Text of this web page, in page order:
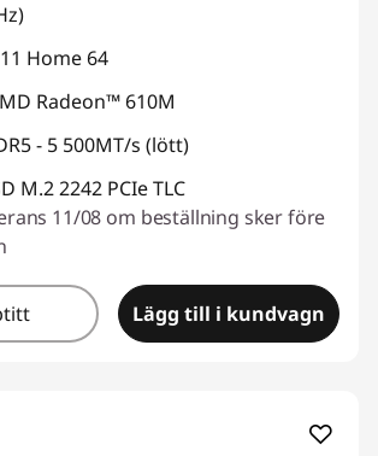
Home 64
Radeon™ 610M
- 5 500MT/s (lött)
M.2 2242 PCIe TLC
11/08 om beställning sker före
Lägg till i kundvagn